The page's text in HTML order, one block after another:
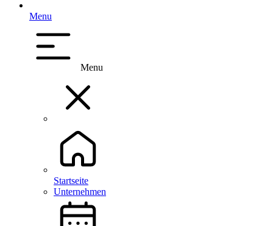
Menu
Menu
Startseite
Unternehmen